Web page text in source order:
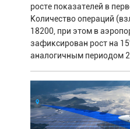
росте показателей в
Количество операций
18200, при этом в
зафиксирован рост на
аналогичным периодом